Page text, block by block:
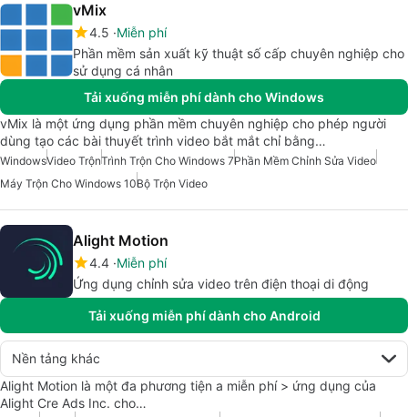
vMix
4.5 Miễn phí
Phần mềm sản xuất kỹ thuật số cấp chuyên nghiệp cho
sử dụng cá nhân
Tải xuống miễn phí dành cho Windows
vMix là một ứng dụng phần mềm chuyên nghiệp cho phép người
dùng tạo các bài thuyết trình video bắt mắt chỉ bằng…
WindowsVideo TrộnTrình Trộn Cho Windows 7Phần Mềm Chỉnh Sửa Video
Máy Trộn Cho Windows 10Bộ Trộn Video
Alight Motion
4.4 Miễn phí
Ứng dụng chỉnh sửa video trên điện thoại di động
Tải xuống miễn phí dành cho Android
Nền tảng khác
Alight Motion là một đa phương tiện a miễn phí > ứng dụng của
Alight Cre Ads Inc. cho…